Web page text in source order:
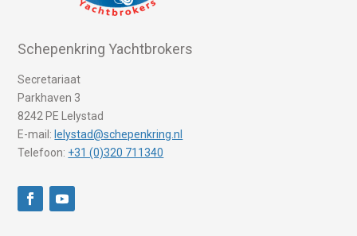
Schepenkring Yachtbrokers
Secretariaat
Parkhaven 3
8242 PE Lelystad
E-mail: lelystad@schepenkring.nl
Telefoon: +31 (0)320 711340